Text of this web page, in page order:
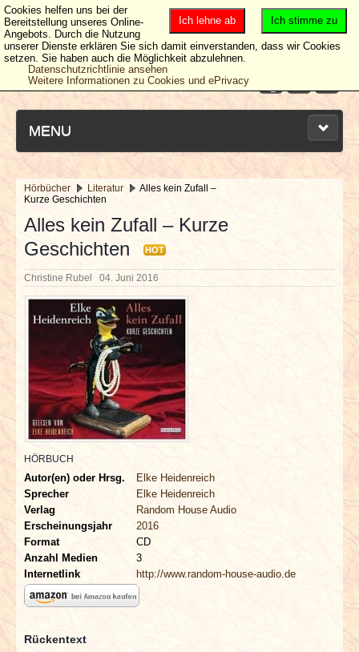
MENU
NEUESTE ARTIKEL
NEWS & DATES
BERICHTE
VERLOSUNGEN
INTERVIEWS
SPECIALS
REDAKTION
LINKS
ARCHIV
Hörbücher Literatur
Alles kein Zufall –
Kurze Geschichten
Alles kein Zufall – Kurze
Geschichten
HOT
Christine Rubel 04. Juni 2016
HÖRBUCH
Autor(en) oder Hrsg.
Elke Heidenreich
Sprecher
Elke Heidenreich
Verlag
Random House Audio
Erscheinungsjahr
2016
Format
CD
Anzahl Medien
3
Internetlink
http://www.random-house-audio.de
Rückentext
Ich stimme zu
Ich lehne ab
Cookies helfen uns bei der
Bereitstellung unseres Online-
Angebots. Durch die Nutzung
unserer Dienste erklären Sie sich damit einverstanden, dass wir Cookies
setzen. Sie haben auch die Möglichkeit abzulehnen.
Datenschutzrichtlinie ansehen
Weitere Informationen zu Cookies und ePrivacy